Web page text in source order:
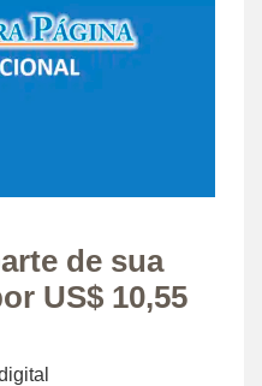
de sua
US$ 10,55